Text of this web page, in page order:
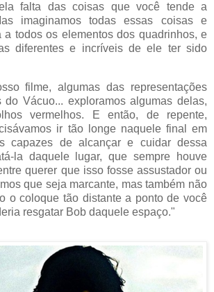
falta das coisas que você tende a
imaginamos todas essas coisas e
a todos os elementos dos quadrinhos, e
diferentes e incríveis de ele ter sido
filme, algumas das representações
do Vácuo... exploramos algumas delas,
vermelhos. E então, de repente,
ir tão longe naquele final em
capazes de alcançar e cuidar dessa
la daquele lugar, que sempre houve
querer que isso fosse assustador ou
que seja marcante, mas também não
o coloque tão distante a ponto de você
resgatar Bob daquele espaço."